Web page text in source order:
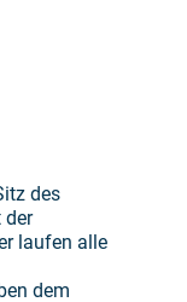
des
der
laufen alle
dem